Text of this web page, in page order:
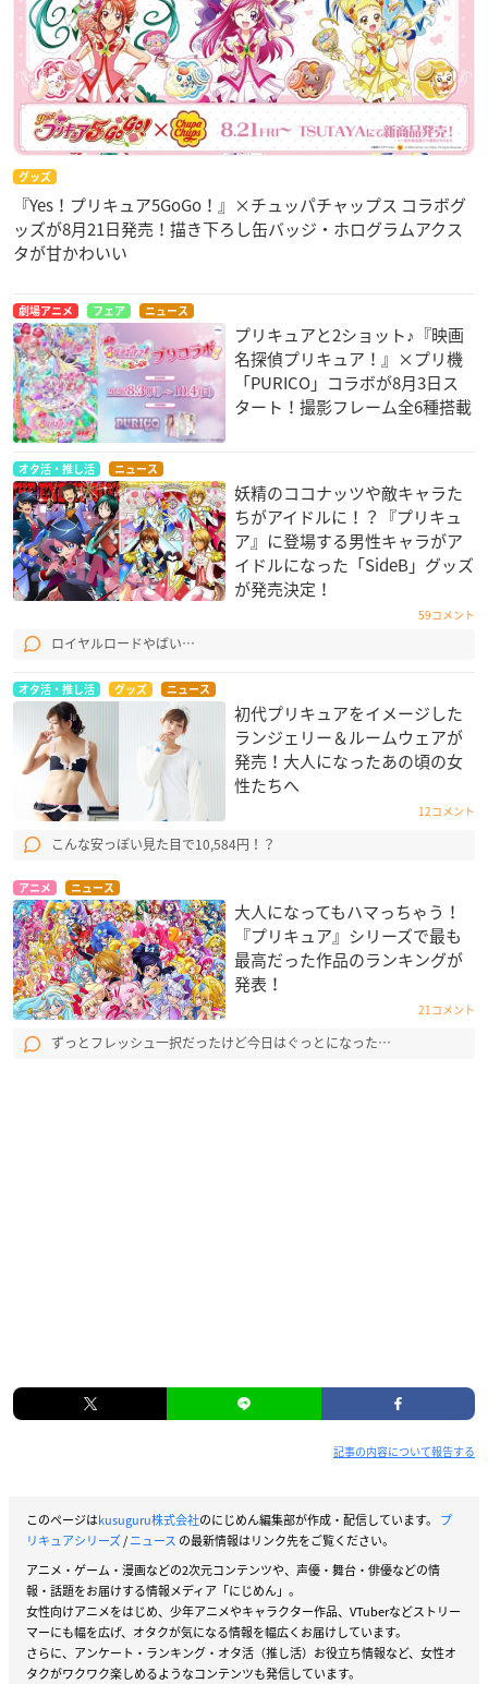
グッズ
『Yes！プリキュア5GoGo！』×チュッパチャップス コラボグ
ッズが8月21日発売！描き下ろし缶バッジ・ホログラムアクス
タが甘かわいい
劇場アニメ フェア ニュース
プリキュアと2ショット♪『映画
名探偵プリキュア！』×プリ機
「PURICO」コラボが8月3日ス
タート！撮影フレーム全6種搭載
オタ活・推し活 ニュース
妖精のココナッツや敵キャラた
ちがアイドルに！？『プリキュ
ア』に登場する男性キャラがア
イドルになった「SideB」グッズ
が発売決定！
59コメント
ロイヤルロードやばい…
オタ活・推し活 グッズ ニュース
初代プリキュアをイメージした
ランジェリー＆ルームウェアが
発売！大人になったあの頃の女
性たちへ
12コメント
こんな安っぽい見た目で10,584円！？
アニメ ニュース
大人になってもハマっちゃう！
『プリキュア』シリーズで最も
最高だった作品のランキングが
発表！
21コメント
ずっとフレッシュ一択だったけど今日はぐっとになった…
記事の内容について報告する
このページはkusuguru株式会社のにじめん編集部が作成・配信しています。 プ
リキュアシリーズ/ニュース の最新情報はリンク先をご覧ください。
アニメ・ゲーム・漫画などの2次元コンテンツや、声優・舞台・俳優などの情
報・話題をお届けする情報メディア「にじめん」。
女性向けアニメをはじめ、少年アニメやキャラクター作品、VTuberなどストリー
マーにも幅を広げ、オタクが気になる情報を幅広くお届けしています。
さらに、アンケート・ランキング・オタ活（推し活）お役立ち情報など、女性オ
タクがワクワク楽しめるようなコンテンツも発信しています。